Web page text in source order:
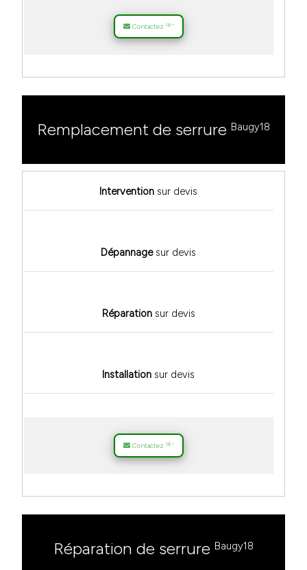
Contactez 18 *
Remplacement de serrure Baugy18
Intervention sur devis
Dépannagesur devis
Réparationsur devis
Installation sur devis
Contactez 18 *
Réparation de serrure Baugy18